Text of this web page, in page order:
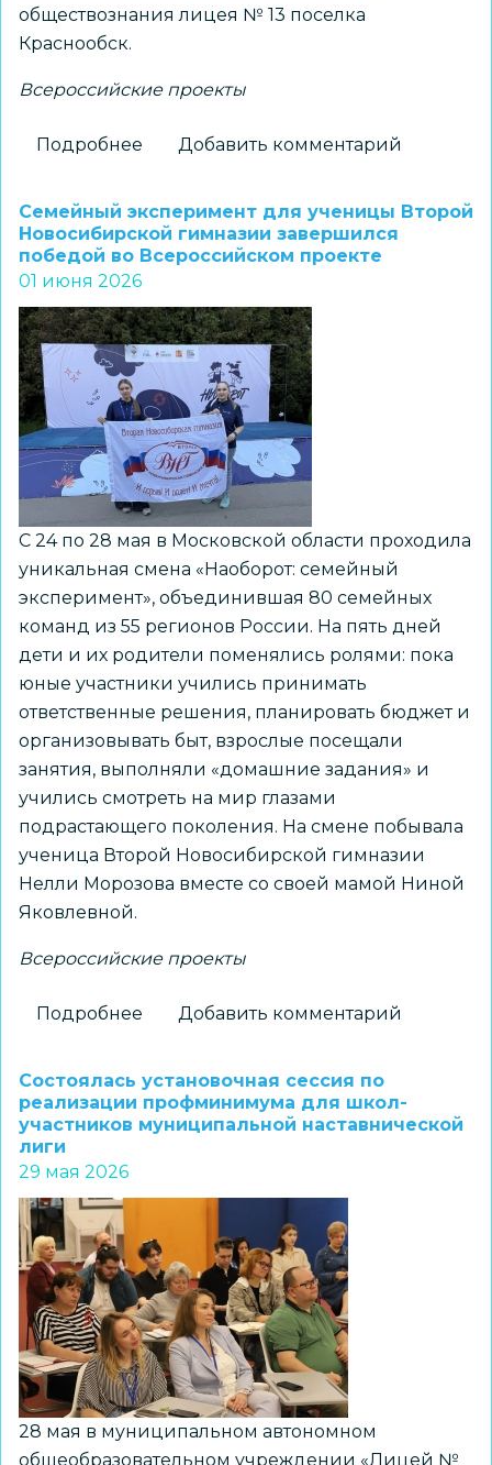
обществознания лицея № 13 поселка
Краснообск.
Всероссийские проекты
Подробнее
в
рамках
совещания
СФО
состоялся
киноурок
«Как
остаться
человеком?»
Всероссийского
марафона
«Кино
–
школе»
Добавить комментарий
Семейный эксперимент для ученицы Второй
Новосибирской гимназии завершился
победой во Всероссийском проекте
01 июня 2026
С 24 по 28 мая в Московской области проходила
уникальная смена «Наоборот: семейный
эксперимент», объединившая 80 семейных
команд из 55 регионов России. На пять дней
дети и их родители поменялись ролями: пока
юные участники учились принимать
ответственные решения, планировать бюджет и
организовывать быт, взрослые посещали
занятия, выполняли «домашние задания» и
учились смотреть на мир глазами
подрастающего поколения. На смене побывала
ученица Второй Новосибирской гимназии
Нелли Морозова вместе со своей мамой Ниной
Яковлевной.
Всероссийские проекты
Подробнее
для
ученицы
завершился
победой
во
Всероссийском
проекте
Добавить комментарий
Состоялась установочная сессия по
реализации профминимума для школ-
участников муниципальной наставнической
лиги
29 мая 2026
28 мая в муниципальном автономном
общеобразовательном учреждении «Лицей №